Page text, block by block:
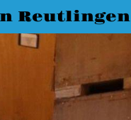
Reutlingen